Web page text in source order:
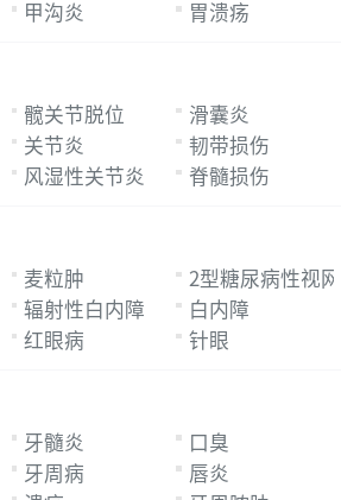
甲沟炎 胃溃疡
髋关节脱位
滑囊炎
关节炎
韧带损伤
风湿性关节炎 脊髓损伤
麦粒肿
2型糖尿病性视网
辐射性白内障
白内障
红眼病 针眼
牙髓炎
口臭
牙周病
唇炎